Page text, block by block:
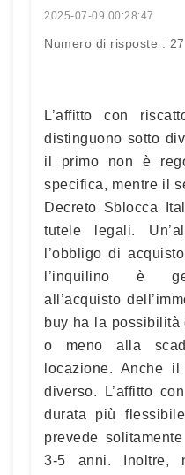
2025-07-09 00:28:47
Numero di risposte : 27
L’affitto con
distinguono sotto
il primo non è
specifica, mentre il
Decreto Sblocca
tutele legali.
l’obbligo di
l’inquilino è
all’acquisto
buy ha la possibilità
o meno alla
locazione. Anche
diverso. L’affitto
durata più
prevede
3-5 anni. Inoltre,